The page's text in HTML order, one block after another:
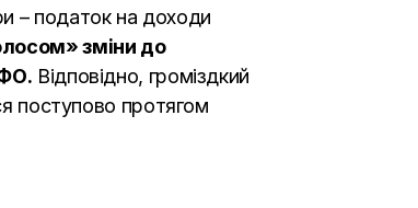
– податок на доходи
зміни до
Відповідно, громіздкий
поступово протягом